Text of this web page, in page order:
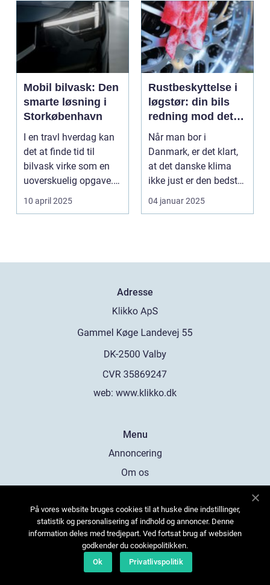
Mobil bilvask: Den
smarte løsning i
Storkøbenhavn
I en travl hverdag kan
det at finde tid til
bilvask virke som en
uoverskuelig opgave.
Især i S...
10 april 2025
Rustbeskyttelse i
løgstør: din bils
redning mod det
danske klima
Når man bor i
Danmark, er det klart,
at det danske klima
ikke just er den bedste
ven for bilen...
04 januar 2025
Adresse
web: www.klikko.dk
Menu
Annoncering
Om os
Kontakt os
Sitemap
På vores website bruges cookies til at huske dine indstillinger,
statistik og personalisering af indhold og annoncer. Denne
information deles med tredjepart. Ved fortsat brug af websiden
godkender du cookiepolitikken.
Ok
Privatlivspolitik